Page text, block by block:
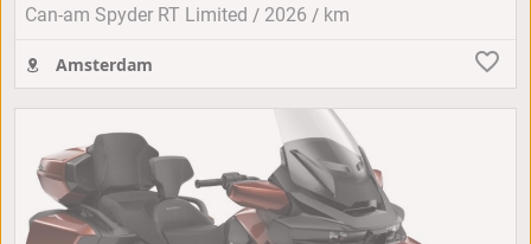
Can-am Spyder RT Limited / 2026 / km
Amsterdam